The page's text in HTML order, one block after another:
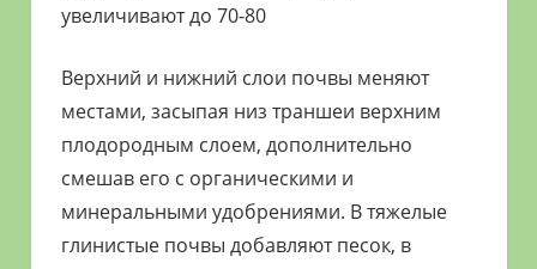
увеличивают до 70-80
Верхний и нижний слои почвы меняют
местами, засыпая низ траншеи верхним
плодородным слоем, дополнительно
смешав его с органическими и
минеральными удобрениями. В тяжелые
глинистые почвы добавляют песок, в